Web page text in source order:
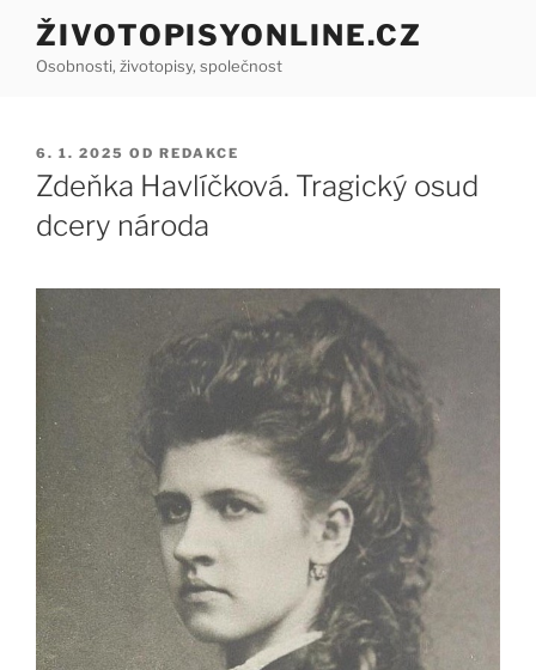
Přejít
obsahu
ŽIVOTOPISYONLINE.CZ
Osobnosti, životopisy, společnost
PUBLIKOVÁNO
6. 1. 2025 OD REDAKCE
Zdeňka Havlíčková. Tragický osud
dcery národa